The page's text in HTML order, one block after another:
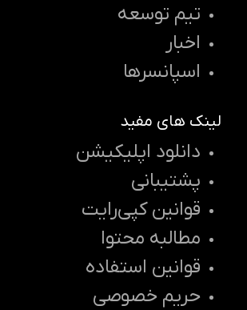
تیم توسعه
اخبار
اسپانسرها
لینک های مفید
دانلود اپلیکیشن
پشتیبانی
قوانین کپی‌رایت
مطالبه محتوا
قوانین استفاده
حریم خصوصی